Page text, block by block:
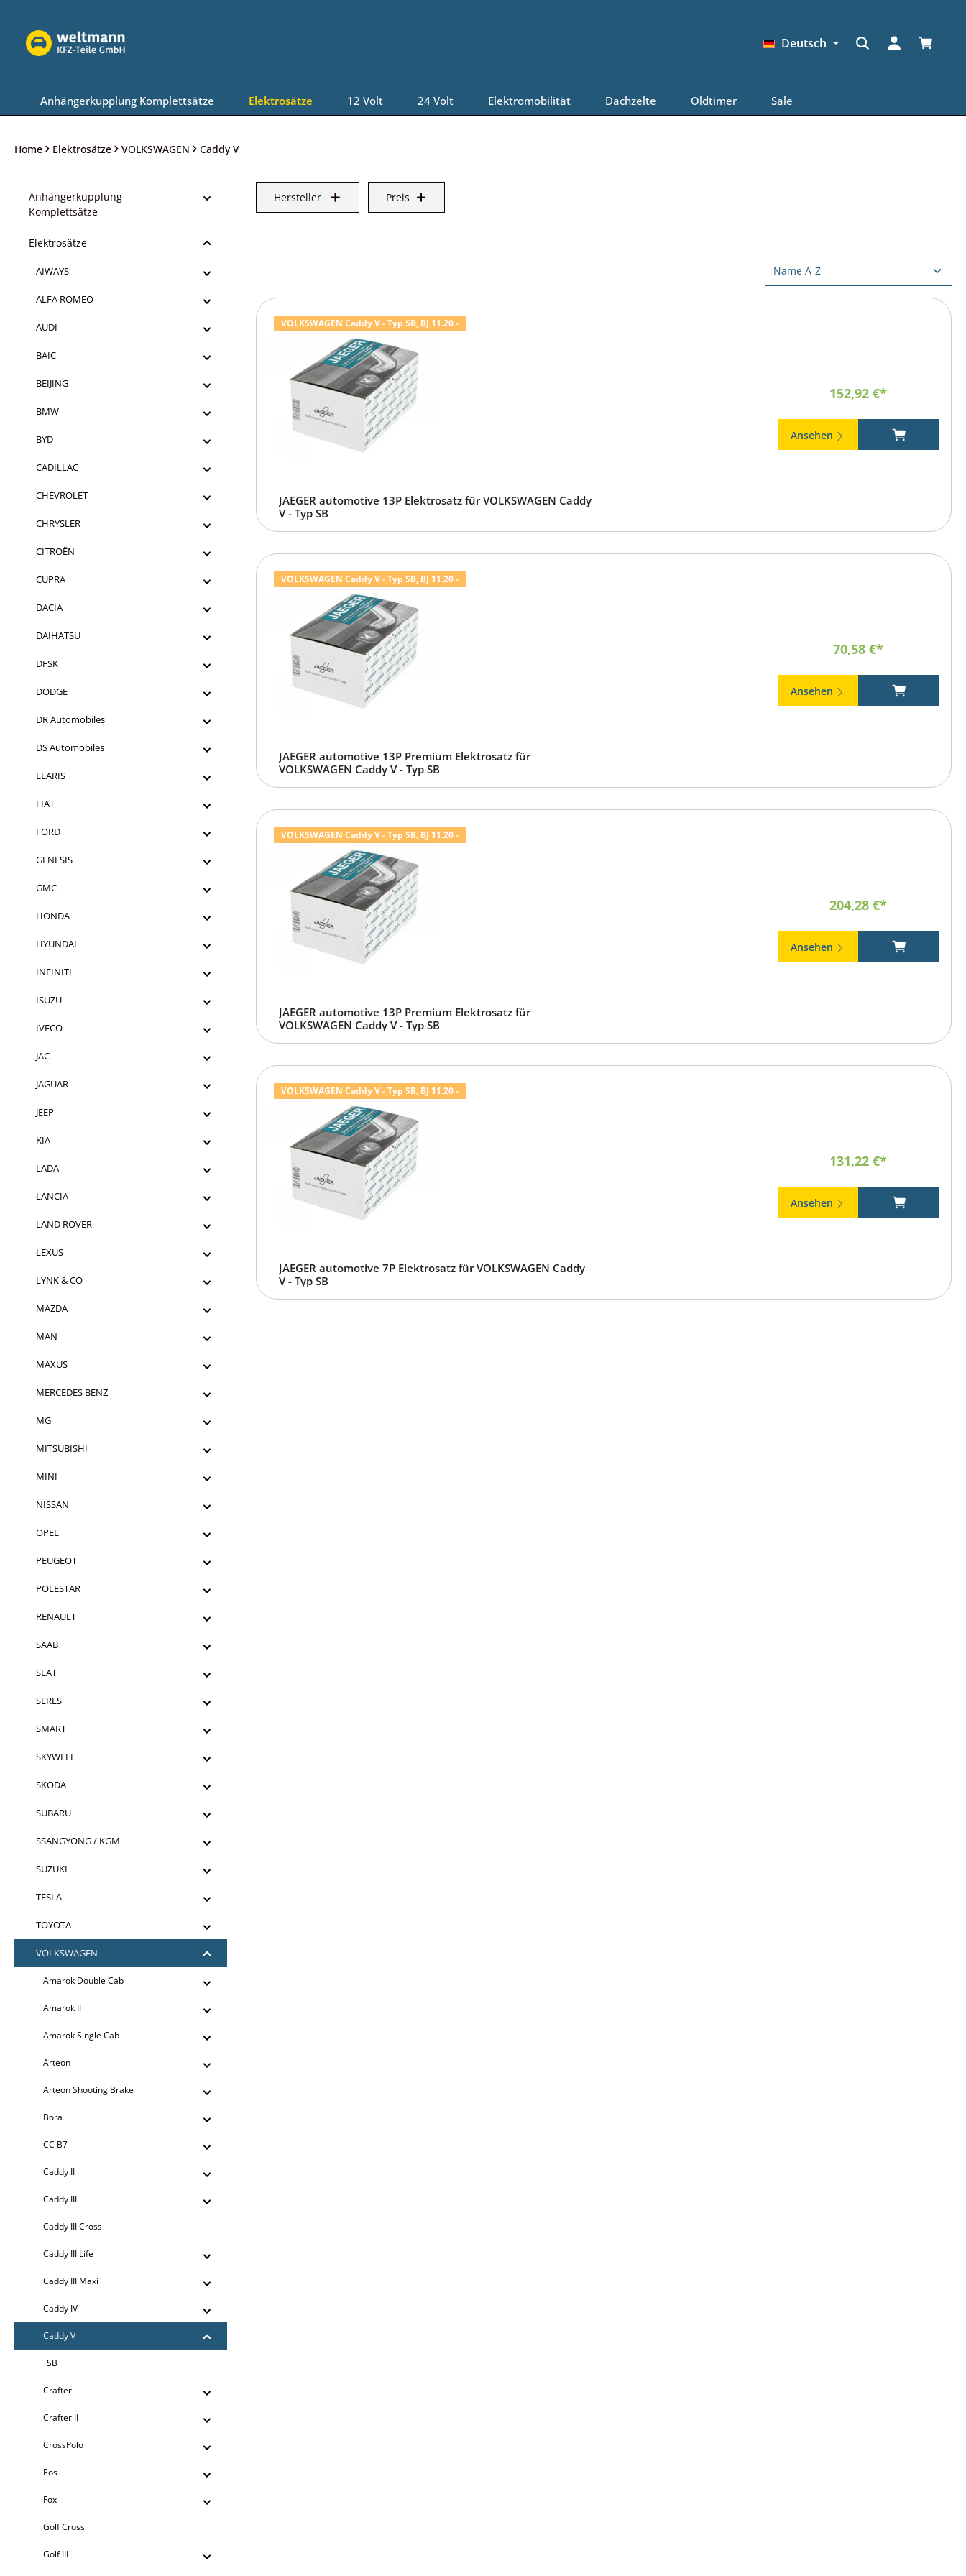
Deutsch
Anhängerkupplung Komplettsätze Elektrosätze 12 Volt 24 Volt Elektromobilität Dachzelte Oldtimer Sale
Home Elektrosätze VOLKSWAGEN Caddy V
Anhängerkupplung
Komplettsätze
Elektrosätze
AIWAYS
ALFA ROMEO
AUDI
BAIC
BEIJING
BMW
BYD
CADILLAC
CHEVROLET
CHRYSLER
CITROËN
CUPRA
DACIA
DAIHATSU
DFSK
DODGE
DR Automobiles
DS Automobiles
ELARIS
FIAT
FORD
GENESIS
GMC
HONDA
HYUNDAI
INFINITI
ISUZU
IVECO
JAC
JAGUAR
JEEP
KIA
LADA
LANCIA
LAND ROVER
LEXUS
LYNK & CO
MAZDA
MAN
MAXUS
MERCEDES BENZ
MG
MITSUBISHI
MINI
NISSAN
OPEL
PEUGEOT
POLESTAR
RENAULT
SAAB
SEAT
SERES
SMART
SKYWELL
SKODA
SUBARU
SSANGYONG / KGM
SUZUKI
TESLA
TOYOTA
VOLKSWAGEN
Amarok Double Cab
Amarok II
Amarok Single Cab
Arteon
Arteon Shooting Brake
Bora
CC B7
Caddy II
Caddy III
Caddy III Cross
Caddy III Life
Caddy III Maxi
Caddy IV
Caddy V
SB
Crafter
Crafter II
CrossPolo
Eos
Fox
Golf Cross
Golf III
Hersteller Preis
VOLKSWAGEN Caddy V - Typ SB, BJ 11.20 -
152,92 €*
Ansehen
JAEGER automotive 13P Elektrosatz für VOLKSWAGEN Caddy
V - Typ SB
VOLKSWAGEN Caddy V - Typ SB, BJ 11.20 -
70,58 €*
Ansehen
JAEGER automotive 13P Premium Elektrosatz für
VOLKSWAGEN Caddy V - Typ SB
VOLKSWAGEN Caddy V - Typ SB, BJ 11.20 -
204,28 €*
Ansehen
JAEGER automotive 13P Premium Elektrosatz für
VOLKSWAGEN Caddy V - Typ SB
VOLKSWAGEN Caddy V - Typ SB, BJ 11.20 -
131,22 €*
Ansehen
JAEGER automotive 7P Elektrosatz für VOLKSWAGEN Caddy
V - Typ SB